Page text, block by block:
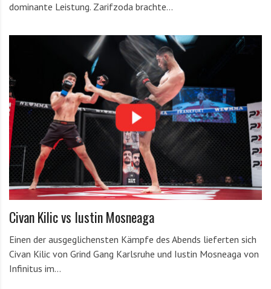
dominante Leistung. Zarifzoda brachte…
Civan Kilic vs Iustin Mosneaga
Einen der ausgeglichensten Kämpfe des Abends lieferten sich
Civan Kilic von Grind Gang Karlsruhe und Iustin Mosneaga von
Infinitus im…